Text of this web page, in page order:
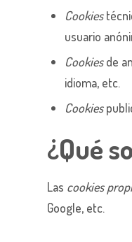
Cookies
usuario
Cookiesde
idioma, etc.
Cookies
¿Qué
Las cookies
Google, etc.